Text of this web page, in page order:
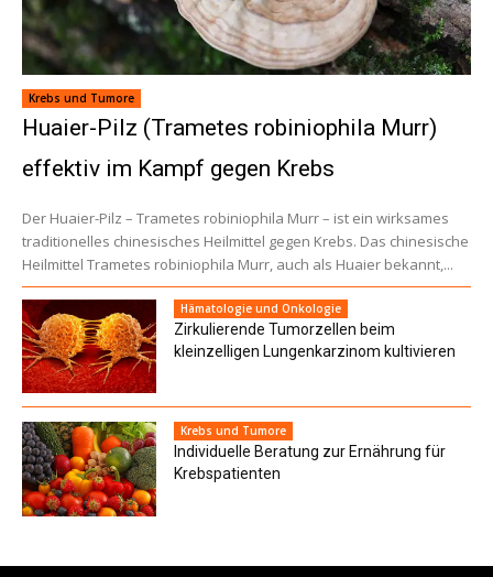
Krebs und Tumore
Huaier-Pilz (Trametes robiniophila Murr)
effektiv im Kampf gegen Krebs
Der Huaier-Pilz – Trametes robiniophila Murr – ist ein wirksames
traditionelles chinesisches Heilmittel gegen Krebs. Das chinesische
Heilmittel Trametes robiniophila Murr, auch als Huaier bekannt,...
Hämatologie und Onkologie
Zirkulierende Tumorzellen beim
kleinzelligen Lungenkarzinom kultivieren
Krebs und Tumore
Individuelle Beratung zur Ernährung für
Krebspatienten